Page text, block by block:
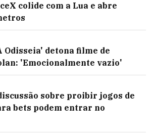
colide com a Lua e abre
Odisseia' detona filme de
'Emocionalmente vazio'
sobre proibir jogos de
bets podem entrar no